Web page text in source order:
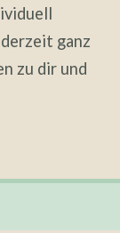
ganz
zu dir und